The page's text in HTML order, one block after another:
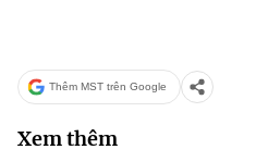
Thêm MST trên Google
Xem thêm